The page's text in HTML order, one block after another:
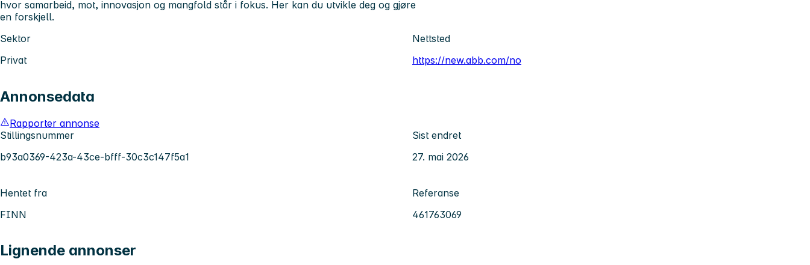
hvor samarbeid, mot, innovasjon og mangfold står i fokus. Her kan du utvikle deg og gjøre
en forskjell.
Sektor
Privat
Nettsted
https://new.abb.com/no
Annonsedata
Rapporter annonse
Stillingsnummer
b93a0369-423a-43ce-bfff-30c3c147f5a1
Sist endret
27. mai 2026
Hentet fra
FINN
Referanse
461763069
Lignende annonser